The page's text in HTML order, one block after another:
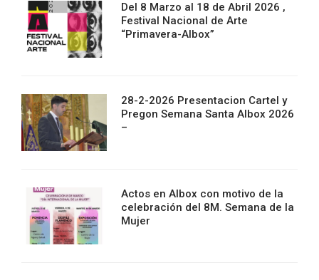
Del 8 Marzo al 18 de Abril 2026 ,
Festival Nacional de Arte
“Primavera-Albox”
28-2-2026 Presentacion Cartel y
Pregon Semana Santa Albox 2026
–
Actos en Albox con motivo de la
celebración del 8M. Semana de la
Mujer